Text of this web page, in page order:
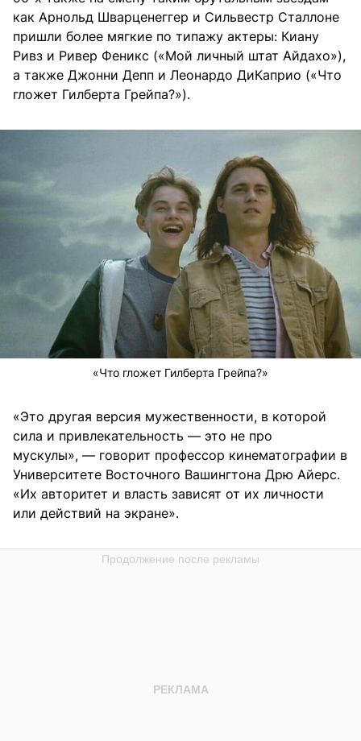
как Арнольд Шварценеггер и Сильвестр Сталлоне
пришли более мягкие по типажу актеры: Киану
Ривз и Ривер Феникс («Мой личный штат Айдахо»),
а также Джонни Депп и Леонардо ДиКаприо («Что
гложет Гилберта Грейпа?»).
«Что гложет Гилберта Грейпа?»
«Это другая версия мужественности, в которой
сила и привлекательность — это не про
мускулы», — говорит профессор кинематографии в
Университете Восточного Вашингтона Дрю Айерс.
«Их авторитет и власть зависят от их личности
или действий на экране».